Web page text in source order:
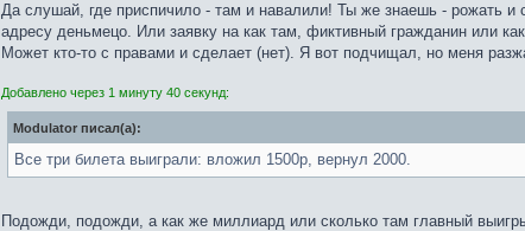
Да слушай, где приспичило - там и навалили! Ты же знаешь - рожать
адресу деньмецо. Или заявку на как там, фиктивный гражданин или
Может кто-то с правами и сделает (нет). Я вот подчищал, но меня
Добавлено через 1 минуту 40 секунд:
Modulator писал(а):
Все три билета выиграли: вложил 1500р, вернул 2000.
Подожди, подожди, а как же миллиард или сколько там главный